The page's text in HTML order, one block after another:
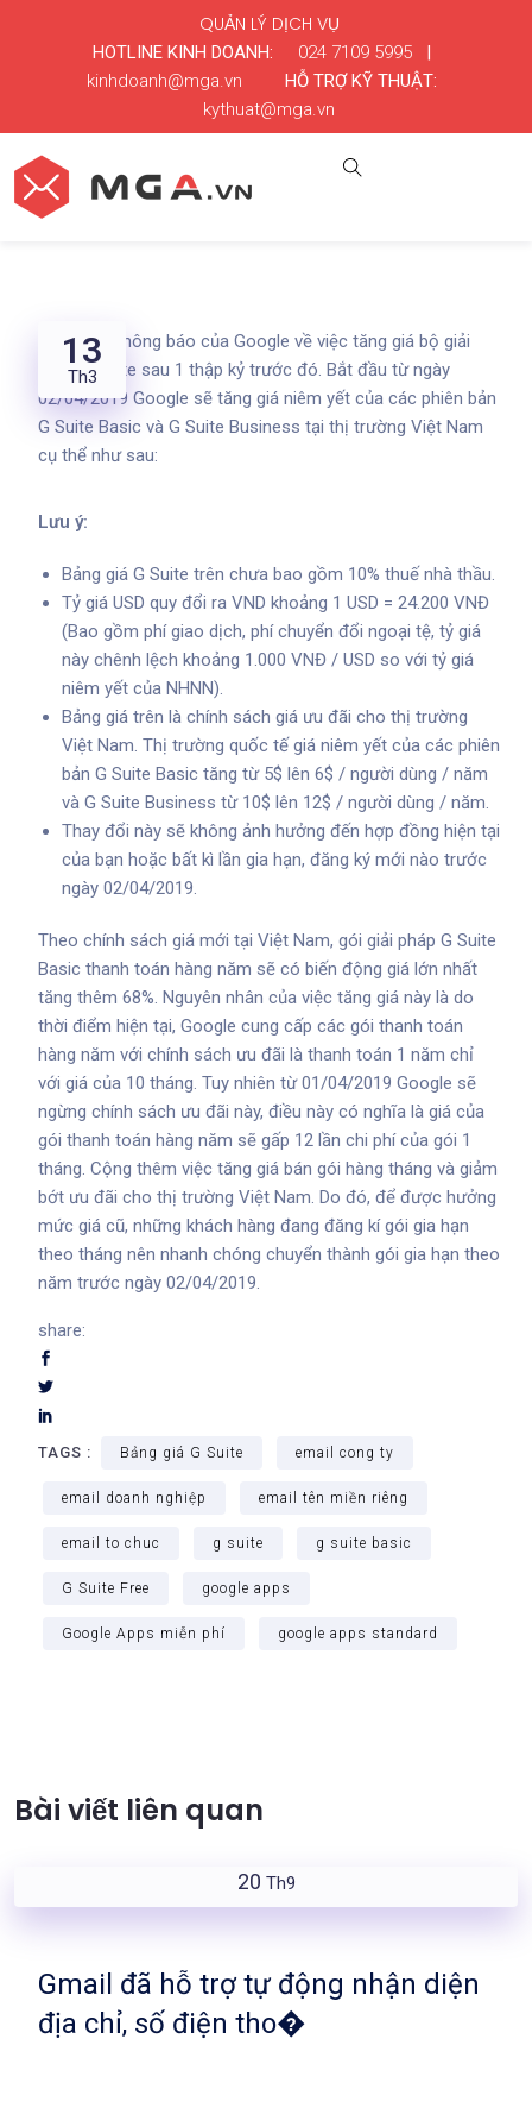
HOTLINE KINH DOANH: 024 7109 5995|
kinhdoanh@mga.vn
HỖ TRỢ KỸ THUẬT:
kythuat@mga.vn
QUẢN LÝ DỊCH VỤ
13
Th3
Tiếp theo thông báo của Google về việc tăng giá bộ giải
pháp G Suite sau 1 thập kỷ trước đó. Bắt đầu từ ngày
02/04/2019 Google sẽ tăng giá niêm yết của các phiên bản
G Suite Basic và G Suite Business tại thị trường Việt Nam
cụ thể như sau:
Lưu ý:
Bảng giá G Suite trên chưa bao gồm 10% thuế nhà thầu.
Tỷ giá USD quy đổi ra VND khoảng 1 USD = 24.200 VNĐ
(Bao gồm phí giao dịch, phí chuyển đổi ngoại tệ, tỷ giá
này chênh lệch khoảng 1.000 VNĐ / USD so với tỷ giá
niêm yết của NHNN).
Bảng giá trên là chính sách giá ưu đãi cho thị trường
Việt Nam. Thị trường quốc tế giá niêm yết của các phiên
bản G Suite Basic tăng từ 5$ lên 6$ / người dùng / năm
và G Suite Business từ 10$ lên 12$ / người dùng / năm.
Thay đổi này sẽ không ảnh hưởng đến hợp đồng hiện tại
của bạn hoặc bất kì lần gia hạn, đăng ký mới nào trước
ngày 02/04/2019.
Theo chính sách giá mới tại Việt Nam, gói giải pháp G Suite
Basic thanh toán hàng năm sẽ có biến động giá lớn nhất
tăng thêm 68%. Nguyên nhân của việc tăng giá này là do
thời điểm hiện tại, Google cung cấp các gói thanh toán
hàng năm với chính sách ưu đãi là thanh toán 1 năm chỉ
với giá của 10 tháng. Tuy nhiên từ 01/04/2019 Google sẽ
ngừng chính sách ưu đãi này, điều này có nghĩa là giá của
gói thanh toán hàng năm sẽ gấp 12 lần chi phí của gói 1
tháng. Cộng thêm việc tăng giá bán gói hàng tháng và giảm
bớt ưu đãi cho thị trường Việt Nam. Do đó, để được hưởng
mức giá cũ, những khách hàng đang đăng kí gói gia hạn
theo tháng nên nhanh chóng chuyển thành gói gia hạn theo
năm trước ngày 02/04/2019.
share:
TAGS : Bảng giá G Suite email cong ty
email doanh nghiệp email tên miền riêng
email to chuc g suite g suite basic
G Suite Free google apps
Google Apps miễn phí google apps standard
Bài viết liên quan
20 Th9
Gmail đã hỗ trợ tự động nhận diện
địa chỉ, số điện tho�